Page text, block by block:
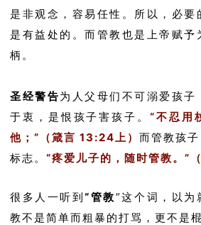
是非观念，容易任性。所以，必要
是有益处的。而管教也是上帝赋予
柄。
圣经警告为人父母们不可溺爱孩子
于衷，是恨孩子害孩子。“不忍用
他；”（箴言 13:24上） 而管教孩
标志。 “疼爱儿子的，随时管教。”
很多人一听到“管教”这个词，以为
教不是简单而粗暴的打骂，更不是棍